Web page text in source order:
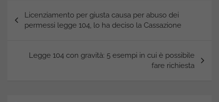
Navigazione
articoli
Licenziamento per giusta causa per abuso dei
permessi legge 104, lo ha deciso la Cassazione
Legge 104 con gravità: 5 esempi in cui è possibile
fare richiesta